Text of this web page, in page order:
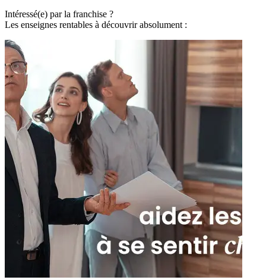
Intéressé(e) par la franchise ?
Les enseignes rentables à découvrir absolument :